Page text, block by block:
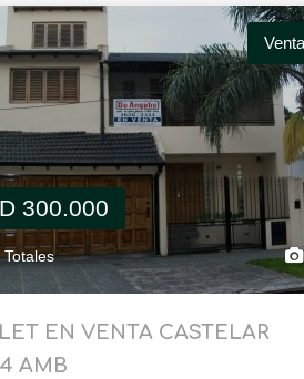
Venta
300.000
Totales
EN VENTA CASTELAR
AMB